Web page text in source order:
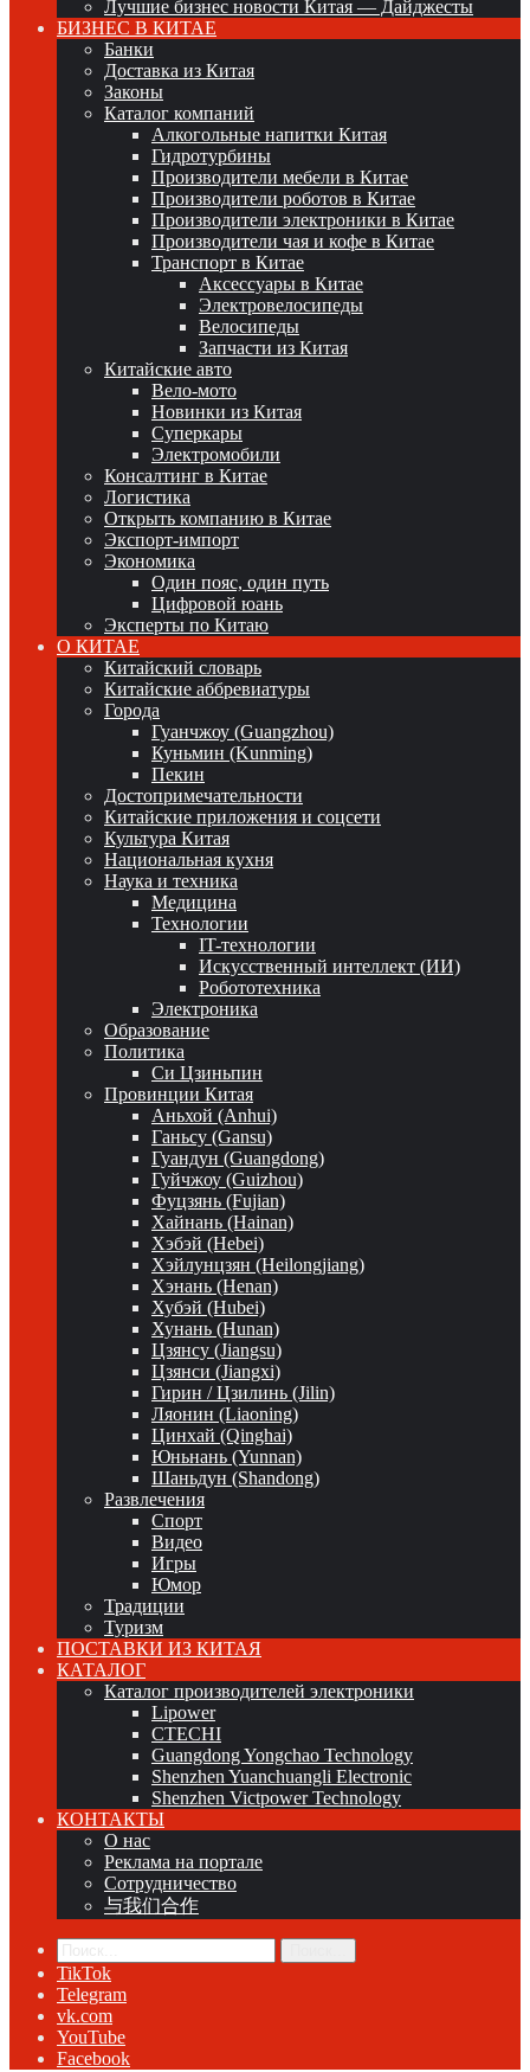
Лучшие бизнес новости Китая — Дайджесты
БИЗНЕС В КИТАЕ
Банки
Доставка из Китая
Законы
Каталог компаний
Алкогольные напитки Китая
Гидротурбины
Производители мебели в Китае
Производители роботов в Китае
Производители электроники в Китае
Производители чая и кофе в Китае
Транспорт в Китае
Аксессуары в Китае
Электровелосипеды
Велосипеды
Запчасти из Китая
Китайские авто
Вело-мото
Новинки из Китая
Суперкары
Электромобили
Консалтинг в Китае
Логистика
Открыть компанию в Китае
Экспорт-импорт
Экономика
Один пояс, один путь
Цифровой юань
Эксперты по Китаю
О КИТАЕ
Китайский словарь
Китайские аббревиатуры
Города
Гуанчжоу (Guangzhou)
Куньмин (Kunming)
Пекин
Достопримечательности
Китайские приложения и соцсети
Культура Китая
Национальная кухня
Наука и техника
Медицина
Технологии
IT-технологии
Искусственный интеллект (ИИ)
Робототехника
Электроника
Образование
Политика
Си Цзиньпин
Провинции Китая
Аньхой (Anhui)
Ганьсу (Gansu)
Гуандун (Guangdong)
Гуйчжоу (Guizhou)
Фуцзянь (Fujian)
Хайнань (Hainan)
Хэбэй (Hebei)
Хэйлунцзян (Heilongjiang)
Хэнань (Henan)
Хубэй (Hubei)
Хунань (Hunan)
Цзянсу (Jiangsu)
Цзянси (Jiangxi)
Гирин / Цзилинь (Jilin)
Ляонин (Liaoning)
Цинхай (Qinghai)
Юньнань (Yunnan)
Шаньдун (Shandong)
Развлечения
Спорт
Видео
Игры
Юмор
Традиции
Туризм
ПОСТАВКИ ИЗ КИТАЯ
КАТАЛОГ
Каталог производителей электроники
Lipower
CTECHI
Guangdong Yongchao Technology
Shenzhen Yuanchuangli Electronic
Shenzhen Victpower Technology
КОНТАКТЫ
О нас
Реклама на портале
Сотрудничество
与我们合作
TikTok
Telegram
vk.com
YouTube
Facebook